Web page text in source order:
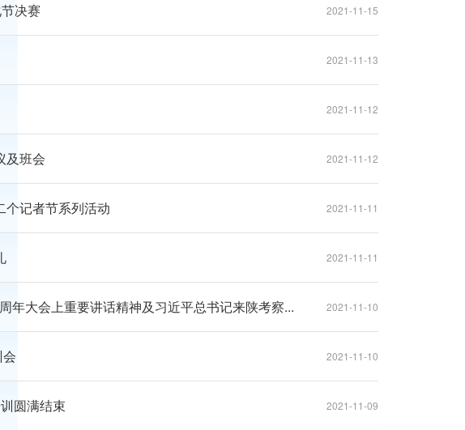
2021-11-15
决赛
2021-11-13
2021-11-12
2021-11-12
及班会
2021-11-11
记者节系列活动
2021-11-11
2021-11-10
年大会上重要讲话精神及习近平总书记来陕考察...
2021-11-10
2021-11-09
圆满结束